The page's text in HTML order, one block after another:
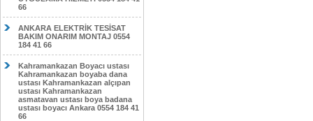
66
ANKARA ELEKTRİK TESİSAT
BAKIM ONARIM MONTAJ 0554
184 41 66
Kahramankazan Boyacı ustası
Kahramankazan boyaba dana
ustası Kahramankazan alçıpan
ustası Kahramankazan
asmatavan ustası boya badana
ustası boyacı Ankara 0554 184 41
66